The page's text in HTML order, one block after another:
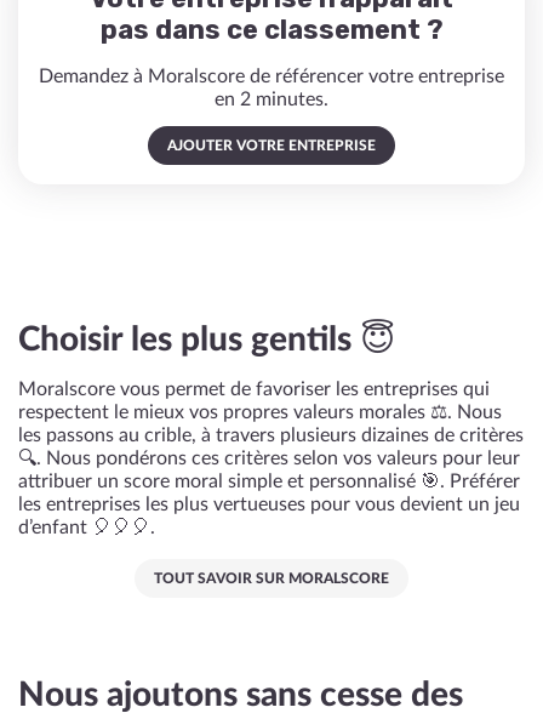
pas dans ce classement ?
Demandez à Moralscore de référencer votre entreprise
en 2 minutes.
AJOUTER VOTRE ENTREPRISE
Choisir les plus gentils 😇
Moralscore vous permet de favoriser les entreprises qui
respectent le mieux vos propres valeurs morales ⚖️. Nous
les passons au crible, à travers plusieurs dizaines de critères
🔍. Nous pondérons ces critères selon vos valeurs pour leur
attribuer un score moral simple et personnalisé 🎯. Préférer
les entreprises les plus vertueuses pour vous devient un jeu
d’enfant 🎈🎈🎈.
TOUT SAVOIR SUR MORALSCORE
Nous ajoutons sans cesse des